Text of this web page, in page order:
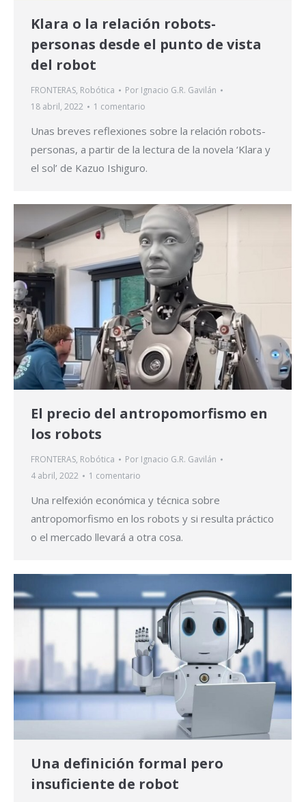
Klara o la relación robots-
personas desde el punto de vista
del robot
FRONTERAS, Robótica Por Ignacio G.R. Gavilán
18 abril, 2022
1 comentario
Unas breves reflexiones sobre la relación robots-
personas, a partir de la lectura de la novela ‘Klara y
el sol’ de Kazuo Ishiguro.
El precio del antropomorfismo en
los robots
FRONTERAS, Robótica Por Ignacio G.R. Gavilán
4 abril, 2022
1 comentario
Una relfexión económica y técnica sobre
antropomorfismo en los robots y si resulta práctico
o el mercado llevará a otra cosa.
Una definición formal pero
insuficiente de robot